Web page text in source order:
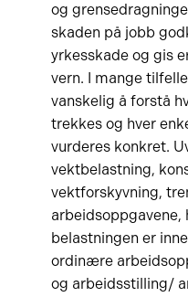
og
skaden på jobb
yrkesskade og gis
vern. I mange
vanskelig å forstå
trekkes og hver
vurderes konkret.
vektbelastning,
vektforskyvning,
arbeidsoppgavene,
belastningen er
ordinære
og arbeidsstilling/